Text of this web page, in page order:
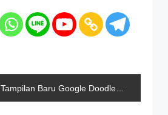
Tampilan Baru Google Doodle